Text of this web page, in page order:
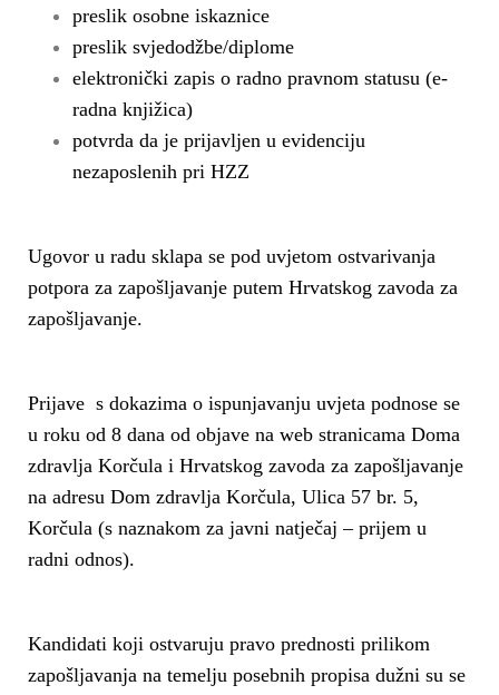
preslik osobne iskaznice
preslik svjedodžbe/diplome
elektronički zapis o radno pravnom statusu (e-
radna knjižica)
potvrda da je prijavljen u evidenciju
nezaposlenih pri HZZ
Ugovor u radu sklapa se pod uvjetom ostvarivanja
potpora za zapošljavanje putem Hrvatskog zavoda za
zapošljavanje.
Prijave s dokazima o ispunjavanju uvjeta podnose se
u roku od 8 dana od objave na web stranicama Doma
zdravlja Korčula i Hrvatskog zavoda za zapošljavanje
na adresu Dom zdravlja Korčula, Ulica 57 br. 5,
Korčula (s naznakom za javni natječaj – prijem u
radni odnos).
Kandidati koji ostvaruju pravo prednosti prilikom
zapošljavanja na temelju posebnih propisa dužni su se